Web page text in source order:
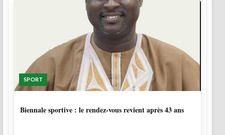
SPORT
Biennale sportive : le rendez-vous revient après 43 ans